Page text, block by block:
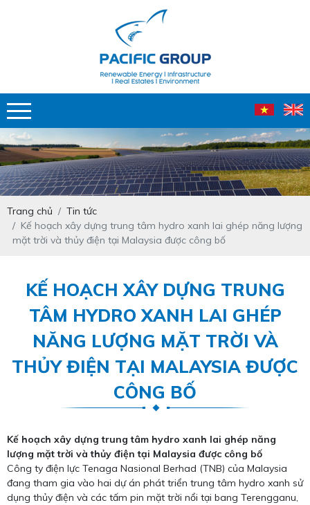
Trang chủ
Tin tức
Kế hoạch xây dựng trung tâm hydro xanh lai ghép năng lượng
mặt trời và thủy điện tại Malaysia được công bố
KẾ HOẠCH XÂY DỰNG TRUNG
TÂM HYDRO XANH LAI GHÉP
NĂNG LƯỢNG MẶT TRỜI VÀ
THỦY ĐIỆN TẠI MALAYSIA ĐƯỢC
CÔNG BỐ
Kế hoạch xây dựng trung tâm hydro xanh lai ghép năng
lượng mặt trời và thủy điện tại Malaysia được công bố
Công ty điện lực Tenaga Nasional Berhad (TNB) của Malaysia
đang tham gia vào hai dự án phát triển trung tâm hydro xanh sử
dụng thủy điện và các tấm pin mặt trời nổi tại bang Terengganu,